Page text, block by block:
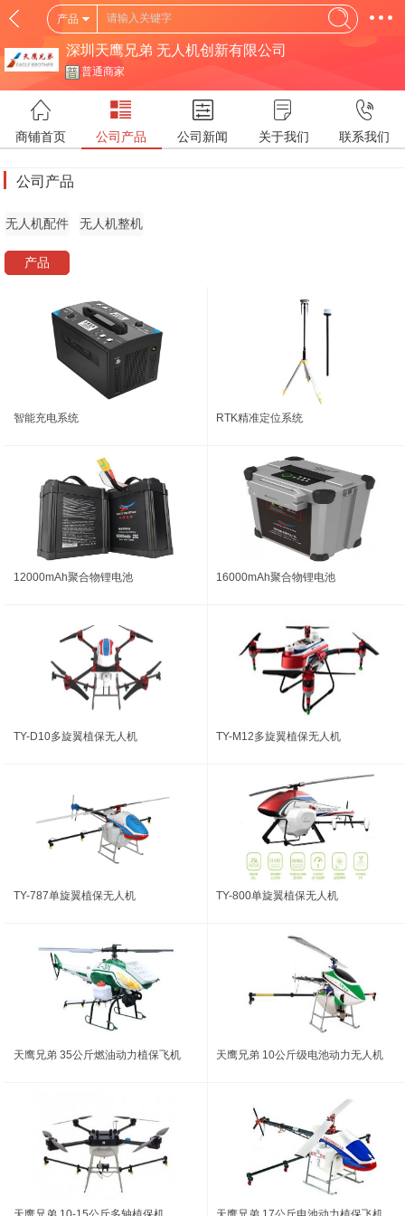
产品
深圳天鹰兄弟 无人机创新有限公司
普通商家
商铺首页 公司产品 公司新闻 关于我们 联系我们
公司产品
无人机配件 无人机整机
产品
智能充电系统 RTK精准定位系统
12000mAh聚合物锂电池 16000mAh聚合物锂电池
TY-D10多旋翼植保无人机 TY-M12多旋翼植保无人机
TY-787单旋翼植保无人机 TY-800单旋翼植保无人机
天鹰兄弟 35公斤燃油动力植保飞机 天鹰兄弟 10公斤级电池动力无人机